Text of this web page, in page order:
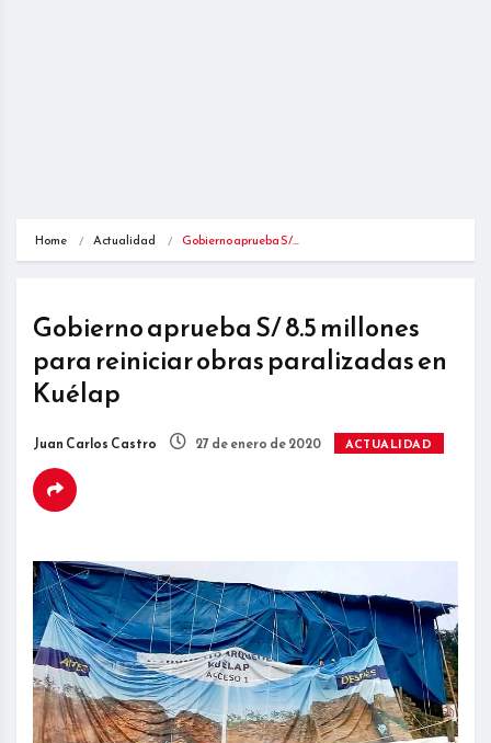
Home Actualidad Gobierno aprueba S/…
Gobierno aprueba S/ 8.5 millones
para reiniciar obras paralizadas en
Kuélap
Juan Carlos Castro 27 de enero de 2020 ACTUALIDAD